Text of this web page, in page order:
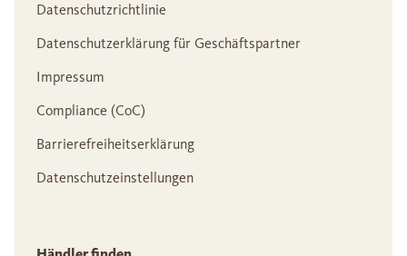
Datenschutzrichtlinie
Datenschutzerklärung für Geschäftspartner
Impressum
Compliance (CoC)
Barrierefreiheitserklärung
Datenschutzeinstellungen